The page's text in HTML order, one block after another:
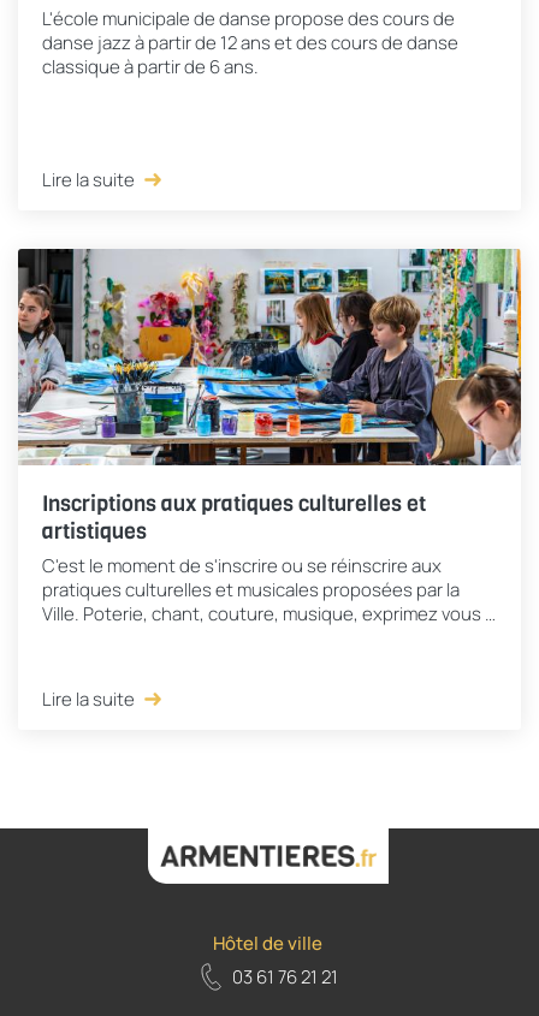
L'école municipale de danse propose des cours de
danse jazz à partir de 12 ans et des cours de danse
classique à partir de 6 ans.
Lire la suite
Inscriptions aux pratiques culturelles et
artistiques
C'est le moment de s'inscrire ou se réinscrire aux
pratiques culturelles et musicales proposées par la
Ville. Poterie, chant, couture, musique, exprimez vous à
Lire la suite
Hôtel de ville
03 61 76 21 21